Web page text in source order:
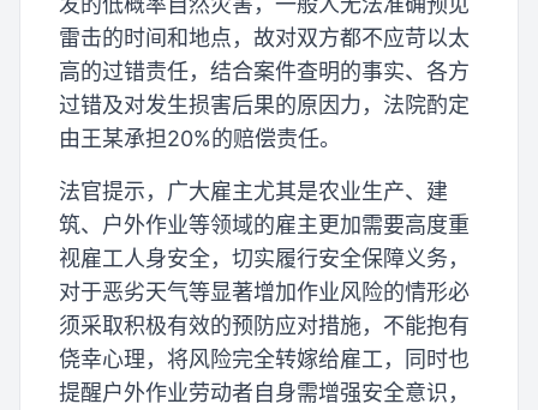
雷击的时间和地点，故对双方都不应苛以太
高的过错责任，结合案件查明的事实、各方
过错及对发生损害后果的原因力，法院酌定
由王某承担20%的赔偿责任。
法官提示，广大雇主尤其是农业生产、建
筑、户外作业等领域的雇主更加需要高度重
视雇工人身安全，切实履行安全保障义务，
对于恶劣天气等显著增加作业风险的情形必
须采取积极有效的预防应对措施，不能抱有
侥幸心理，将风险完全转嫁给雇工，同时也
提醒户外作业劳动者自身需增强安全意识，